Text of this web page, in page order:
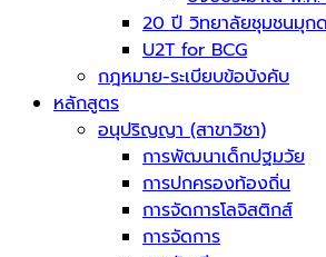
20 ปี วิทยาลัยชุมชนมุก
U2T for BCG
กฎหมาย-ระเบียบข้อบังคับ
หลักสูตร
อนุปริญญา (สาขาวิชา)
การพัฒนาเด็กปฐมวัย
การปกครองท้องถิ่น
การจัดการโลจิสติกส์
การจัดการ